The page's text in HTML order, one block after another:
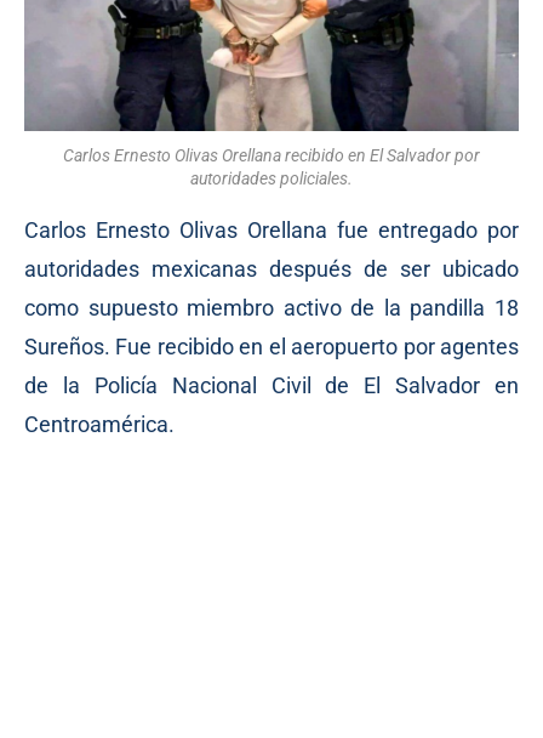
Carlos Ernesto Olivas Orellana recibido en El Salvador por
autoridades policiales.
Carlos Ernesto Olivas Orellana fue entregado por
autoridades mexicanas después de ser ubicado
como supuesto miembro activo de la pandilla 18
Sureños. Fue recibido en el aeropuerto por agentes
de la Policía Nacional Civil de El Salvador en
Centroamérica.